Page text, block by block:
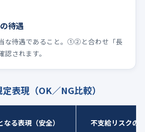
待遇
な待遇であること。①②と合わせ「長
されます。
表現（OK／NG比較）
る表現（安全） 不支給リスクの